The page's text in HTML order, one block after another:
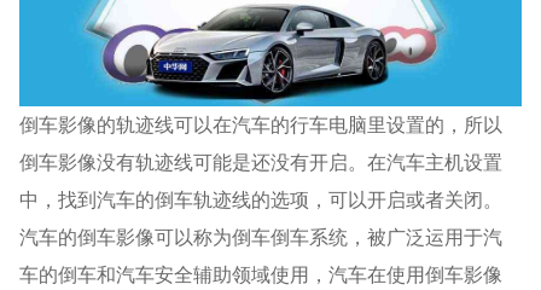
倒车影像的轨迹线可以在汽车的行车电脑里设置的，所以
倒车影像没有轨迹线可能是还没有开启。在汽车主机设置
中，找到汽车的倒车轨迹线的选项，可以开启或者关闭。
汽车的倒车影像可以称为倒车倒车系统，被广泛运用于汽
车的倒车和汽车安全辅助领域使用，汽车在使用倒车影像